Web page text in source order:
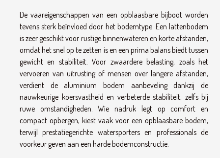
De vaareigenschappen van een opblaasbare bijboot worden
tevens sterk beïnvloed door het bodemtype. Een lattenbodem
is zeer geschikt voor rustige binnenwateren en korte afstanden,
omdat het snel op te zetten is en een prima balans biedt tussen
gewicht en stabiliteit. Voor zwaardere belasting, zoals het
vervoeren van uitrusting of mensen over langere afstanden,
verdient de aluminium bodem aanbeveling dankzij de
nauwkeurige koersvastheid en verbeterde stabiliteit, zelfs bij
ruwe omstandigheden. Wie nadruk legt op comfort en
compact opbergen, kiest vaak voor een opblaasbare bodem,
terwijl prestatiegerichte watersporters en professionals de
voorkeur geven aan een harde bodemconstructie.